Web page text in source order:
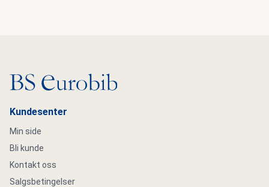
Gå til hovedsiden
Kundesenter
Min side
Bli kunde
Kontakt oss
Salgsbetingelser